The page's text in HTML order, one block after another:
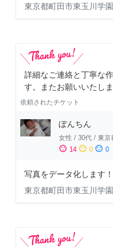
東京都町田市東玉川学園
詳細なご連絡と丁寧な
す。またお願いいたしま
依頼されたチケット
ぽんちん
女性 / 30代 / 東京
sentiment_satisfied 14 sentiment_neutral 0 sentiment_dissatisfied 0
写真をデータ化します！
東京都町田市東玉川学園